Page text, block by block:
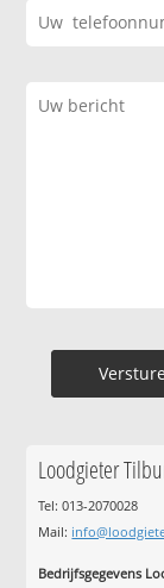
Loodgieter
Tel: 013-2070028
Mail:
Bedrijfsgegevens